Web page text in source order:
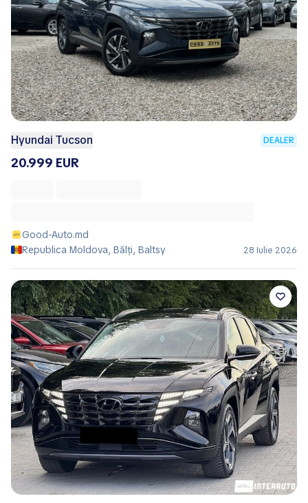
Hyundai Tucson DEALER
20.999 EUR
Good-Auto.md
Republica Moldova, Bălţi, Baltsy
28 Iulie 2026